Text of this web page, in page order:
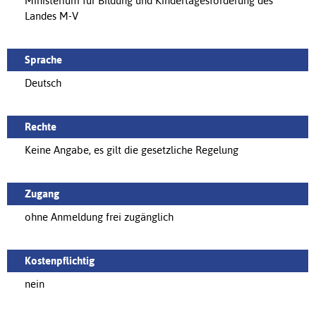
Landes M-V
Sprache
Deutsch
Rechte
Keine Angabe, es gilt die gesetzliche Regelung
Zugang
ohne Anmeldung frei zugänglich
Kostenpflichtig
nein